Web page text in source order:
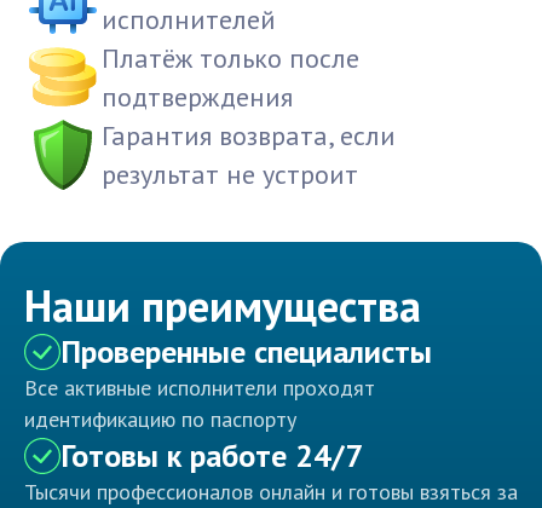
исполнителей
Платёж только после
подтверждения
Гарантия возврата, если
результат не устроит
Наши преимущества
Проверенные специалисты
Все активные исполнители проходят
идентификацию по паспорту
Готовы к работе 24/7
Тысячи профессионалов онлайн и готовы взяться за